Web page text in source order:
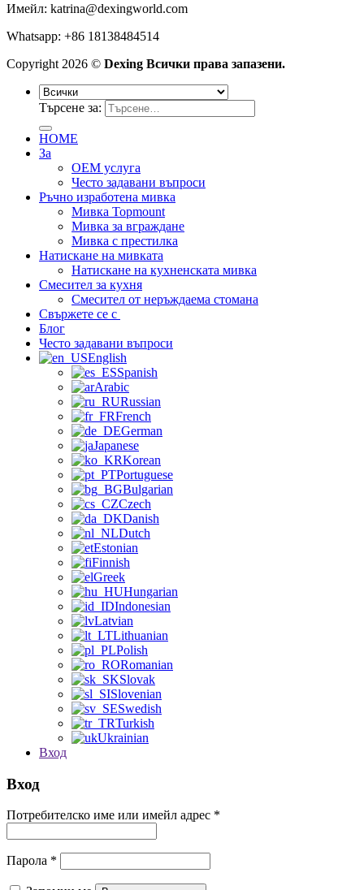
Имейл: katrina@dexingworld.com
Whatsapp: +86 18138484514
Copyright 2026 © Dexing Всички права запазени.
Търсене за:
HOME
За
OEM услуга
Често задавани въпроси
Ръчно изработена мивка
Мивка Topmount
Мивка за вграждане
Мивка с престилка
Натискане на мивката
Натискане на кухненската мивка
Смесител за кухня
Смесител от неръждаема стомана
Свържете се с
Блог
Често задавани въпроси
English
Spanish
Arabic
Russian
French
German
Japanese
Korean
Portuguese
Bulgarian
Czech
Danish
Dutch
Estonian
Finnish
Greek
Hungarian
Indonesian
Latvian
Lithuanian
Polish
Romanian
Slovak
Slovenian
Swedish
Turkish
Ukrainian
Вход
Вход
Потребителско име или имейл адрес *
Парола *